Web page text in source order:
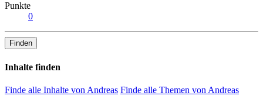
Punkte
0
Finden
Inhalte finden
Finde alle Inhalte von Andreas Finde alle Themen von Andreas